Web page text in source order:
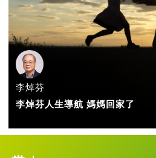
李焯芬
李焯芬人生導航 媽媽回家了